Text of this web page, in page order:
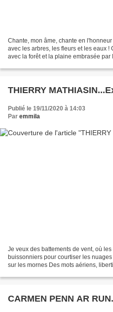
Chante, mon âme, chante en
avec les arbres, les fleurs et les eaux
avec la forêt et la plaine embrasée
THIERRY
Publié le 19/11/2020 à 14:03
Par emmila
Je veux des battements de vent, où
buissonniers pour courtiser les
sur les mornes Des mots aériens,
CARMEN PENN AR